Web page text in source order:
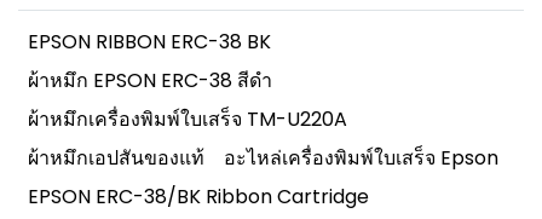
EPSON RIBBON ERC-38 BK
ผ้าหมึก EPSON ERC-38 สีดำ
ผ้าหมึกเครื่องพิมพ์ใบเสร็จ TM-U220A
ผ้าหมึกเอปสันของแท้
อะไหล่เครื่องพิมพ์ใบเสร็จ Epson
EPSON ERC-38/BK Ribbon Cartridge